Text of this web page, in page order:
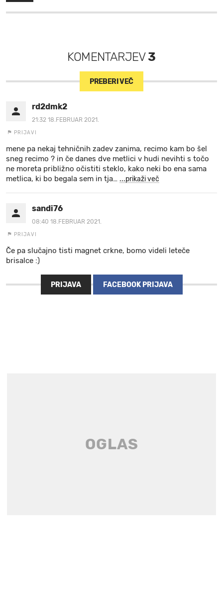
KOMENTARJEV3
PREBERI VEČ
rd2dmk2
21:32 18.FEBRUAR 2021.
PRIJAVI
mene pa nekaj tehničnih zadev zanima, recimo kam bo šel
sneg recimo ? in če danes dve metlici v hudi nevihti s točo
ne moreta približno očistiti steklo, kako neki bo ena sama
metlica, ki bo begala sem in tja… ...prikaži več
sandi76
08:40 18.FEBRUAR 2021.
PRIJAVI
Če pa slučajno tisti magnet crkne, bomo videli leteče
brisalce :)
PRIJAVA FACEBOOK PRIJAVA